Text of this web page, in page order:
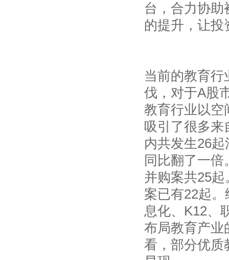
台，合力协
的提升，让投
当前的教育
伐，对于A股
教育行业以空
吸引了很多来
内共发生26
同比翻了一
并购案共25
案已有22起
息化、K12、
布局教育产业
看，部分优质